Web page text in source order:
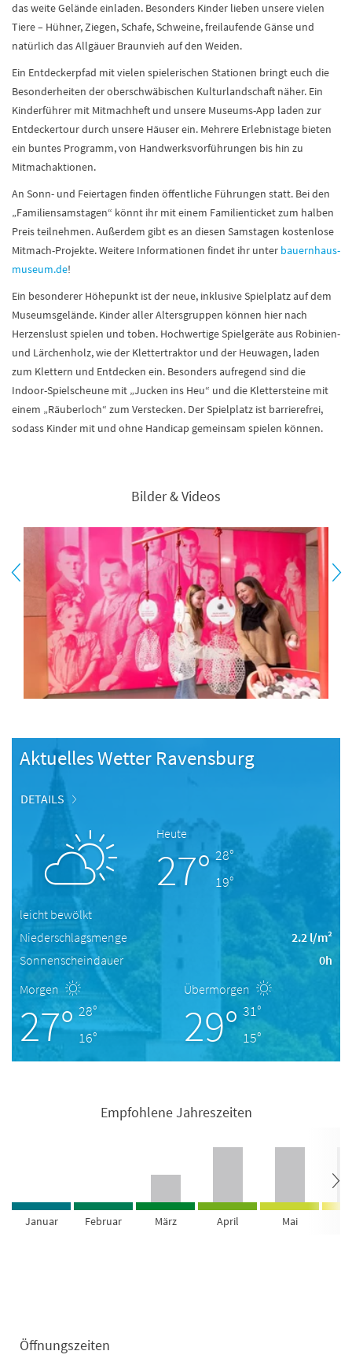
das weite Gelände einladen. Besonders Kinder lieben unsere vielen
Tiere – Hühner, Ziegen, Schafe, Schweine, freilaufende Gänse und
natürlich das Allgäuer Braunvieh auf den Weiden.
Ein Entdeckerpfad mit vielen spielerischen Stationen bringt euch die
Besonderheiten der oberschwäbischen Kulturlandschaft näher. Ein
Kinderführer mit Mitmachheft und unsere Museums-App laden zur
Entdeckertour durch unsere Häuser ein. Mehrere Erlebnistage bieten
ein buntes Programm, von Handwerksvorführungen bis hin zu
Mitmachaktionen.
An Sonn- und Feiertagen finden öffentliche Führungen statt. Bei den
„Familiensamstagen“ könnt ihr mit einem Familienticket zum halben
Preis teilnehmen. Außerdem gibt es an diesen Samstagen kostenlose
Mitmach-Projekte. Weitere Informationen findet ihr unter bauernhaus-
museum.de!
Ein besonderer Höhepunkt ist der neue, inklusive Spielplatz auf dem
Museumsgelände. Kinder aller Altersgruppen können hier nach
Herzenslust spielen und toben. Hochwertige Spielgeräte aus Robinien-
und Lärchenholz, wie der Klettertraktor und der Heuwagen, laden
zum Klettern und Entdecken ein. Besonders aufregend sind die
Indoor-Spielscheune mit „Jucken ins Heu“ und die Klettersteine mit
einem „Räuberloch“ zum Verstecken. Der Spielplatz ist barrierefrei,
sodass Kinder mit und ohne Handicap gemeinsam spielen können.
Bilder & Videos
Aktuelles Wetter Ravensburg
DETAILS
Heute
27° 28°
19°
leicht bewölkt
Niederschlagsmenge
2.2 l/m²
Sonnenscheindauer
0h
Morgen
27° 28°
16°
Übermorgen
29° 31°
15°
Empfohlene Jahreszeiten
Januar Februar März April Mai
Öffnungszeiten